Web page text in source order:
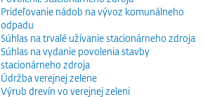
Prideľovanie nádob na vývoz komunálneho
odpadu
Súhlas na trvalé užívanie stacionárneho zdroja
Súhlas na vydanie povolenia stavby
stacionárneho zdroja
Údržba verejnej zelene
Výrub drevín vo verejnej zeleni